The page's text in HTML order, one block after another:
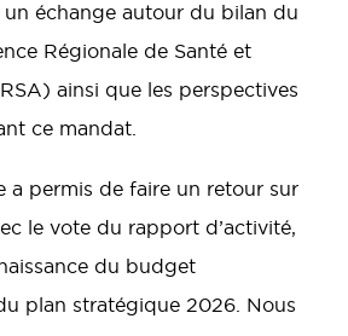
un échange autour du bilan du
Régionale de Santé et
ainsi que les perspectives
ce mandat.
a permis de faire un retour sur
le vote du rapport d’activité,
du budget
plan stratégique 2026. Nous